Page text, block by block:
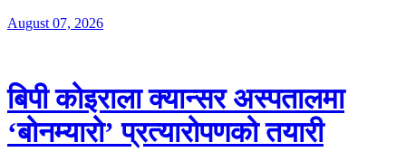
August 07, 2026
बिपी कोइराला क्यान्सर अस्पतालमा
‘बोनम्यारो’ प्रत्यारोपणको तयारी